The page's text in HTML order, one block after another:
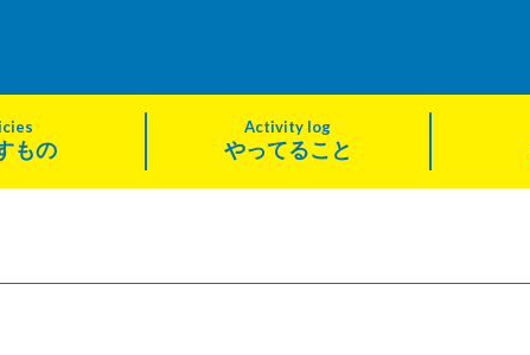
もの
Activity log
やってること